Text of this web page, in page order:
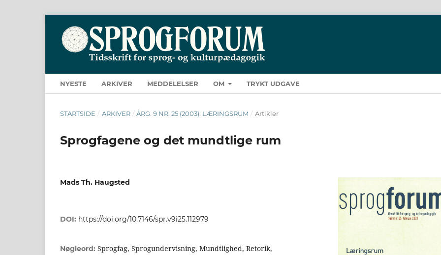
NYESTE ARKIVER MEDDELELSER OM TRYKT UDGAVE
STARTSIDE / ARKIVER / ÅRG. 9 NR. 25 (2003): LÆRINGSRUM / Artikler
Sprogfagene og det mundtlige rum
Mads Th. Haugsted
DOI: https://doi.org/10.7146/spr.v9i25.112979
Nøgleord: Sprogfag, Sprogundervisning, Mundtlighed, Retorik,